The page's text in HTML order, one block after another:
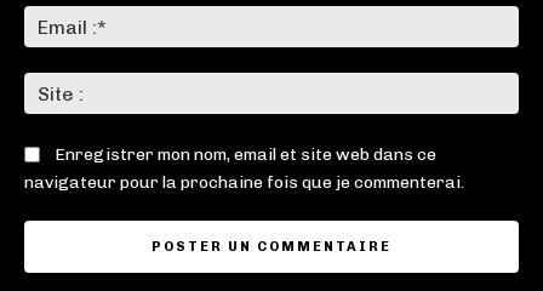
:*
:
Enregistrer mon nom, email et site web dans ce
navigateur pour la prochaine fois que je commenterai.